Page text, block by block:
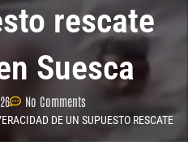
rescate
Suesca
No Comments
DE UN SUPUESTO RESCATE